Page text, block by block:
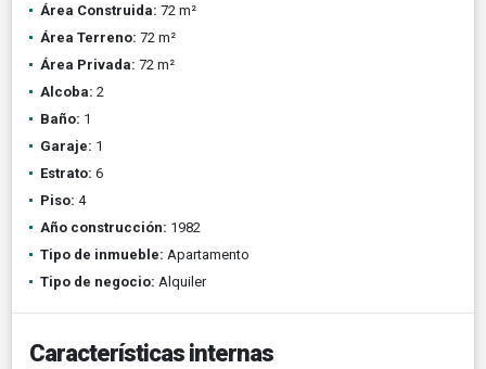
Área Construida: 72 m²
Área Terreno: 72 m²
Área Privada: 72 m²
Alcoba: 2
Baño: 1
Garaje: 1
Estrato: 6
Piso: 4
Año construcción: 1982
Tipo de inmueble: Apartamento
Tipo de negocio: Alquiler
Características internas